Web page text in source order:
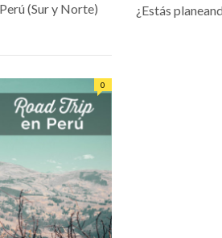
(Sur y Norte)
¿Estás
0